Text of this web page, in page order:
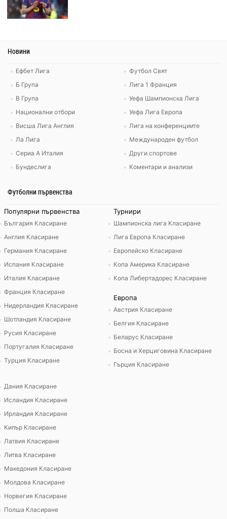
Новини
Ефбет Лига
Б Група
В Група
Национални отбори
Висша Лига Англия
Ла Лига
Сериа А Италия
Бундеслига
Футбол Свят
Лига 1 Франция
Уефа Шампионска Лига
Уефа Лига Европа
Лига на конференциите
Международен футбол
Други спортове
Коментари и анализи
Футболни първенства
Популярни първенства
България Класиране
Англия Класиране
Германия Класиране
Испания Класиране
Италия Класиране
Франция Класиране
Нидерландия Класиране
Шотландия Класиране
Русия Класиране
Португалия Класиране
Турция Класиране
Турнири
Шампионска лига Класиране
Лига Европа Класиране
Европейско Класиране
Копа Америка Класиране
Копа Либертадорес Класиране
Европа
Австрия Класиране
Белгия Класиране
Беларус Класиране
Босна и Херциговина Класиране
Гърция Класиране
Дания Класиране
Исландия Класиране
Ирландия Класиране
Кипър Класиране
Латвия Класиране
Литва Класиране
Македония Класиране
Молдова Класиране
Норвегия Класиране
Полша Класиране